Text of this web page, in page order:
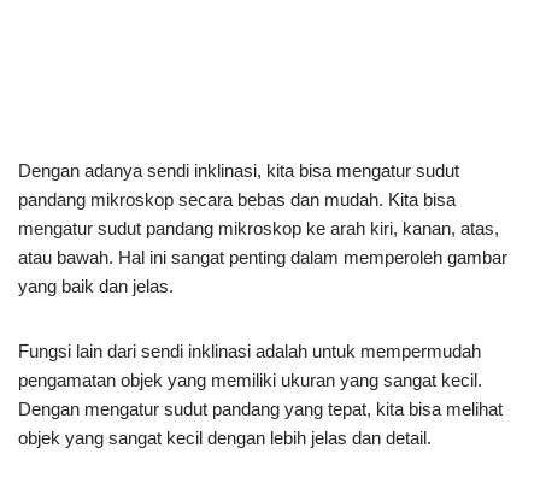
Dengan adanya sendi inklinasi, kita bisa mengatur sudut
pandang mikroskop secara bebas dan mudah. Kita bisa
mengatur sudut pandang mikroskop ke arah kiri, kanan, atas,
atau bawah. Hal ini sangat penting dalam memperoleh gambar
yang baik dan jelas.
Fungsi lain dari sendi inklinasi adalah untuk mempermudah
pengamatan objek yang memiliki ukuran yang sangat kecil.
Dengan mengatur sudut pandang yang tepat, kita bisa melihat
objek yang sangat kecil dengan lebih jelas dan detail.